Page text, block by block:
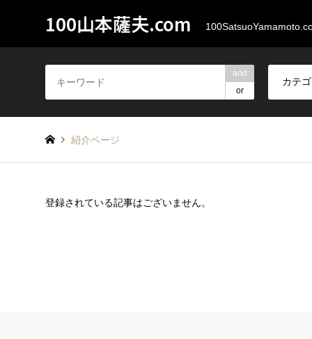
100山本薩夫.com
and
or
紹介ページ
登録されている記事はございません。